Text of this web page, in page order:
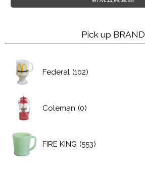
Pick up BRAND
Federal (102)
Coleman (0)
FIRE KING (553)